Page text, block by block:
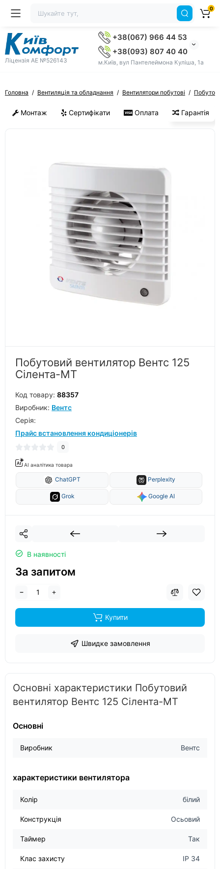
Ліцензія AE №526143
+38(067) 966 44 53
+38(093) 807 40 40
м.Київ, вул Пантелеймона Куліша, 1а
0
Головна Вентиляція та обладнання Вентилятори побутові
Монтаж Сертифікати Оплата Гарантія
Побутовий вентилятор Вентс 125
Сілента-МТ
Код товару: 88357
Виробник: Вентс
Серiя:
Прайс встановлення кондиціонерів
0
AI аналітика товара
ChatGPT Perplexity
Grok Google AI
В наявності
За запитом
Купити
Швидке замовлення
Основні характеристики Побутовий
вентилятор Вентс 125 Сілента-МТ
Основні
Виробник Вентс
характеристики вентилятора
Колір білий
Конструкція Осьовий
Таймер Так
Клас захисту IP 34